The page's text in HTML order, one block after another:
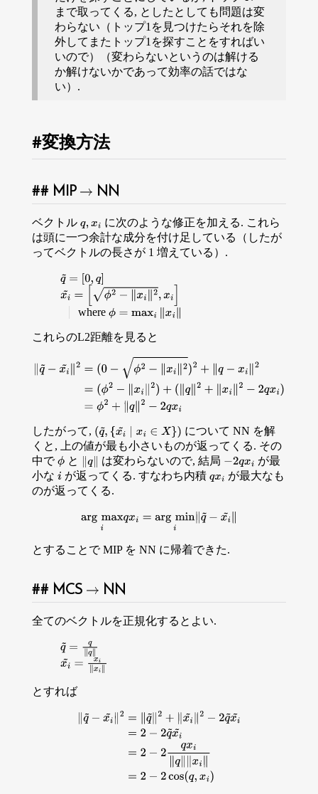
まで取ってくる, としたとしても問題は変
わらない（トップ1を見つけたらそれを除
外してまたトップ1を探すことをすればい
いので）（変わらないというのは解ける
か解けないかであって効率の話ではな
い）.
変換方法
MIP → NN
ベクトル q, xi
に次のような修正を加える. これら
は頭に一つ余計な成分を付け足している（したが
ってベクトルの長さが 1 増えている）.
q~= 0,q]
xi~=[ 2−∥xi ∥2 i]
where ϕ=maxi∥xi
これらのL2距離を見ると
∥ ~− xi~ =(0 − ∥xi )2+ ∥q−x ∥ = (ϕ −∥ xi∥
∥2 i∥ 2− i) ϕ2 + −2
したがって, (q~ ,{xi ∣xi ∈ X} )
について NN を解
くと, 上の値が最も小さいものが返ってくる. その
中でϕと ∥q∥ は変わらないので, 結局 −2qxi
が最
小な iが返ってくる. すなわち内積 qxi が最大なも
のが返ってくる.
argmaxiqx =argmini∥q~ −xi~∥
とすることで MIP を NN に帰着できた.
MCS → NN
全てのベクトルを正規化するとよい.
q~= q∥q∥
xi~=x i∥xi∥
とすれば
=∥q ~∥2 + ∥xi ∥2 − 2q~ xi~ =2 −2 q~xi~